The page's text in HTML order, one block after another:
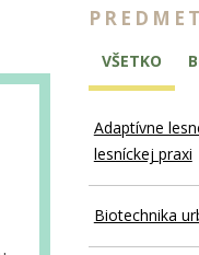
VŠETKO
Adaptívne
lesníckej praxi
Biotechnika